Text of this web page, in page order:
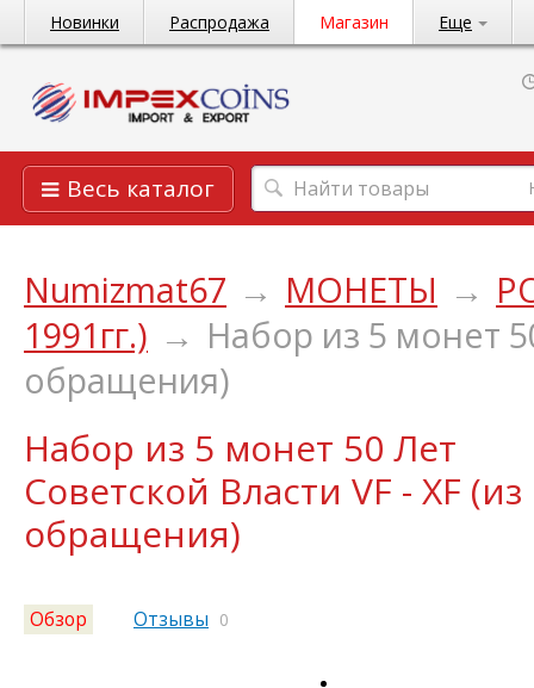
Новинки Распродажа Магазин Еще
Весь каталог
Numizmat67 → МОНЕТЫ →
1991гг.) → Набор из 5 монет
обращения)
Набор из 5 монет 50 Лет
Советской Власти VF - XF (из
обращения)
Обзор Отзывы 0